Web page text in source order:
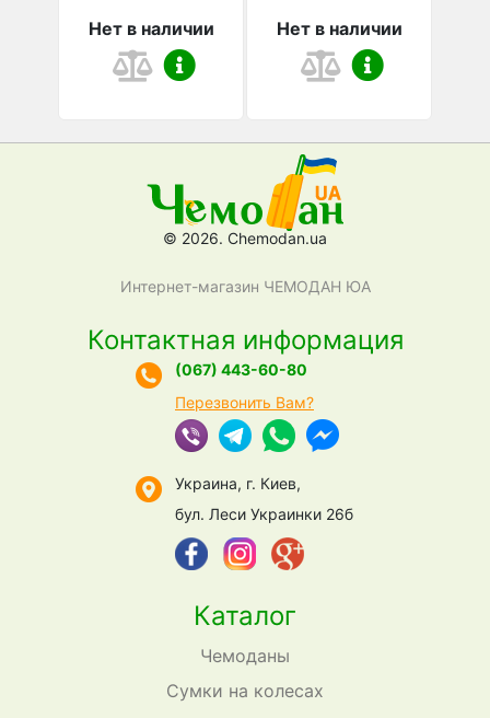
Нет в наличии Нет в наличии
© 2026. Chemodan.ua
Интернет-магазин ЧЕМОДАН ЮА
Каталог
Чемоданы
Сумки на колесах
Контактная информация
(067) 443-60-80
Перезвонить Вам?
Украина, г. Киев,
бул. Леси Украинки 26б